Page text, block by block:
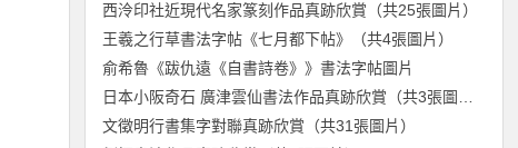
西泠印社近現代名家篆刻作品真跡欣賞（共25張圖片）
王羲之行草書法字帖《七月都下帖》（共4張圖片）
俞希魯《跋仇遠《自書詩卷》》書法字帖圖片
文徵明行書集字對聯真跡欣賞（共31張圖片）